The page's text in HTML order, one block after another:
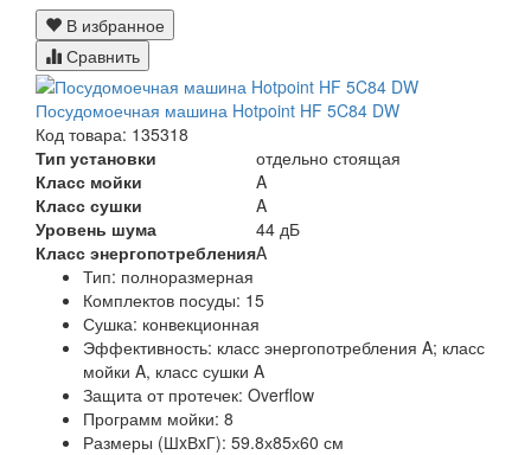
В избранное
Сравнить
Посудомоечная машина Hotpoint HF 5C84 DW
Код товара: 135318
Тип установки
отдельно стоящая
Класс мойки
A
Класс сушки
A
Уровень шума
44 дБ
Класс энергопотребленияA
Тип: полноразмерная
Комплектов посуды: 15
Сушка: конвекционная
Эффективность: класс энергопотребления A; класс
мойки A, класс сушки A
Защита от протечек: Overflow
Программ мойки: 8
Размеры (ШxВxГ): 59.8х85х60 см